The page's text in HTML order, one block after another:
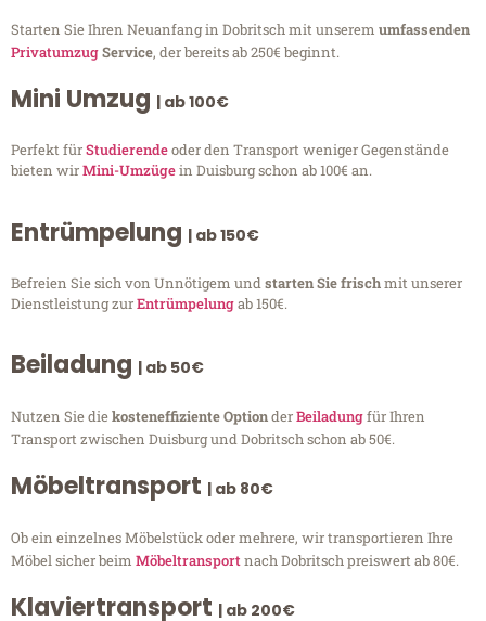
Starten Sie Ihren Neuanfang in Dobritsch mit unserem umfassenden
PrivatumzugService, der bereits ab 250€ beginnt.
Mini Umzug | ab 100€
Perfekt fürStudierendeoder den Transport weniger Gegenstände
bieten wirMini-Umzügein Duisburg schon ab 100€ an.
Entrümpelung | ab 150€
Befreien Sie sich von Unnötigem undstarten Sie frischmit unserer
Dienstleistung zurEntrümpelungab 150€.
Beiladung | ab 50€
Nutzen Sie diekosteneffiziente OptionderBeiladungfür Ihren
Transport zwischen Duisburg und Dobritsch schon ab 50€.
Möbeltransport | ab 80€
Ob ein einzelnes Möbelstück oder mehrere, wir transportieren Ihre
Möbel sicher beim Möbeltransportnach Dobritsch preiswert ab 80€.
Klaviertransport | ab 200€